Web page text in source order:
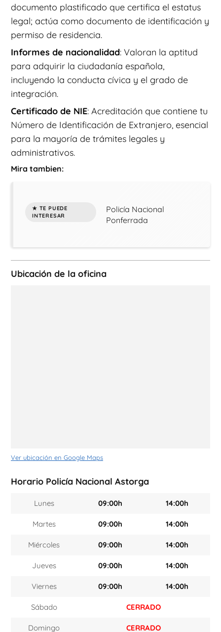
documento plastificado que certifica el estatus
legal; actúa como documento de identificación y
permiso de residencia.
Informes de nacionalidad: Valoran la aptitud
para adquirir la ciudadanía española,
incluyendo la conducta cívica y el grado de
integración.
Certificado de NIE: Acreditación que contiene tu
Número de Identificación de Extranjero, esencial
para la mayoría de trámites legales y
administrativos.
Mira tambien:
Policía Nacional
Ponferrada
Ubicación de la oficina
Ver ubicación en Google Maps
Horario Policía Nacional Astorga
Lunes 09:00h 14:00h
Martes 09:00h 14:00h
Miércoles 09:00h 14:00h
Jueves 09:00h 14:00h
Viernes 09:00h 14:00h
Sábado CERRADO
Domingo CERRADO